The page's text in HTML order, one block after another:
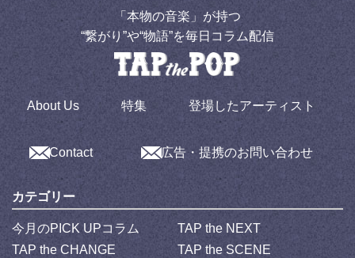
「本物の音楽」が持つ
“繋がり”や“物語”を毎日コラム配信
About Us 特集 登場したアーティスト
Contact 広告・提携のお問い合わせ
カテゴリー
今月のPICK UPコラム
TAP the NEXT
TAP the CHANGE
TAP the SCENE